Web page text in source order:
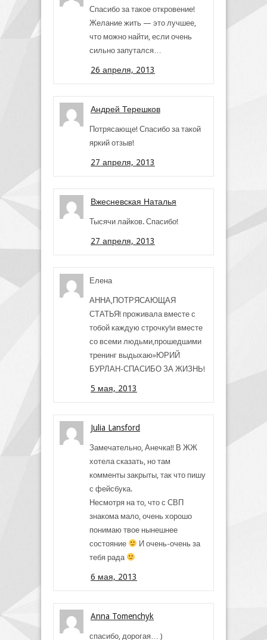
Спасибо за такое откровение!
Желание жить — это лучшее,
что можно найти, если очень
сильно запутался…
26 апреля, 2013
Андрей Терешков
Потрясающе! Спасибо за такой
яркий отзыв!
27 апреля, 2013
Вжесневская Наталья
Тысячи лайков. Спасибо!
27 апреля, 2013
Елена
АННА,ПОТРЯСАЮЩАЯ
СТАТЬЯ! проживала вместе с
тобой каждую строчку!и вместе
со всеми людьми,прошедшими
тренинг выдыхаю»ЮРИЙ
БУРЛАН-СПАСИБО ЗА ЖИЗНЬ!
5 мая, 2013
Julia Lansford
Замечательно, Анечка!! В ЖЖ
хотела сказать, но там
комменты закрыты, так что пишу
с фейсбука.
Несмотря на то, что с СВП
знакома мало, очень хорошо
понимаю твое нынешнее
состояние
И очень-очень за
тебя рада
6 мая, 2013
Anna Tomenchyk
спасибо, дорогая… )